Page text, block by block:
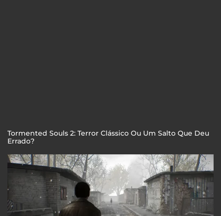
Tormented Souls 2: Terror Clássico Ou Um Salto Que Deu
Errado?